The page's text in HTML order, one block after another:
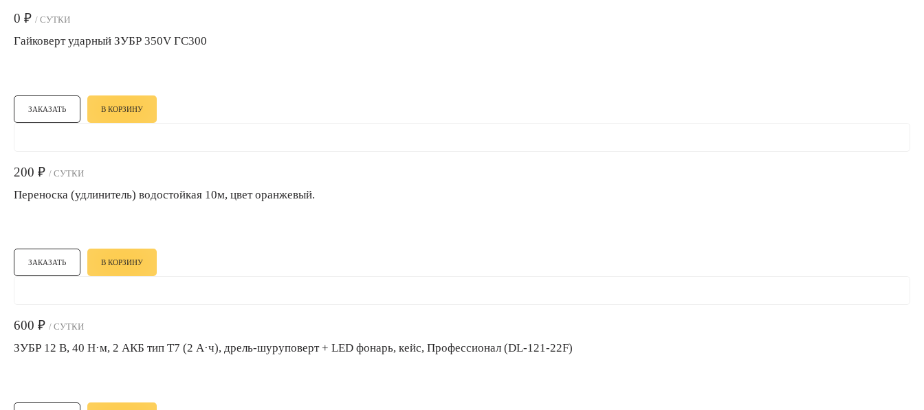
0 ₽ / СУТКИ
Гайковерт ударный ЗУБР 350V ГС300
ЗАКАЗАТЬ В КОРЗИНУ
200 ₽ / СУТКИ
Переноска (удлинитель) водостойкая 10м, цвет оранжевый.
ЗАКАЗАТЬ В КОРЗИНУ
600 ₽ / СУТКИ
ЗУБР 12 В, 40 Н·м, 2 АКБ тип Т7 (2 А·ч), дрель-шуруповерт + LED фонарь, кейс, Профессионал (DL-121-22F)